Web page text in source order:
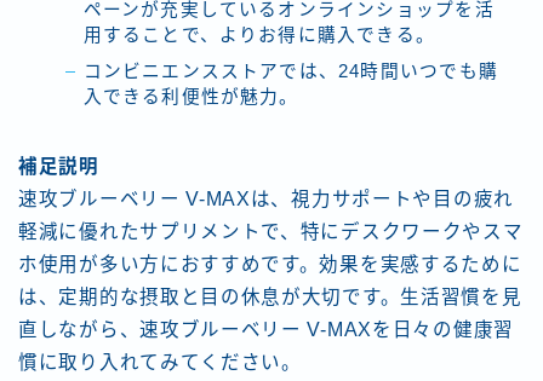
ペーンが充実しているオンラインショップを活
用することで、よりお得に購入できる。
コンビニエンスストアでは、24時間いつでも購
入できる利便性が魅力。
補足説明
速攻ブルーベリー V-MAXは、視力サポートや目の疲れ
軽減に優れたサプリメントで、特にデスクワークやスマ
ホ使用が多い方におすすめです。効果を実感するために
は、定期的な摂取と目の休息が大切です。生活習慣を見
直しながら、速攻ブルーベリー V-MAXを日々の健康習
慣に取り入れてみてください。